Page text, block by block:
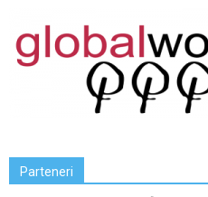
Parteneri